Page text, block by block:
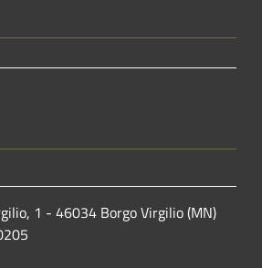
1 - 46034 Borgo Virgilio (MN)